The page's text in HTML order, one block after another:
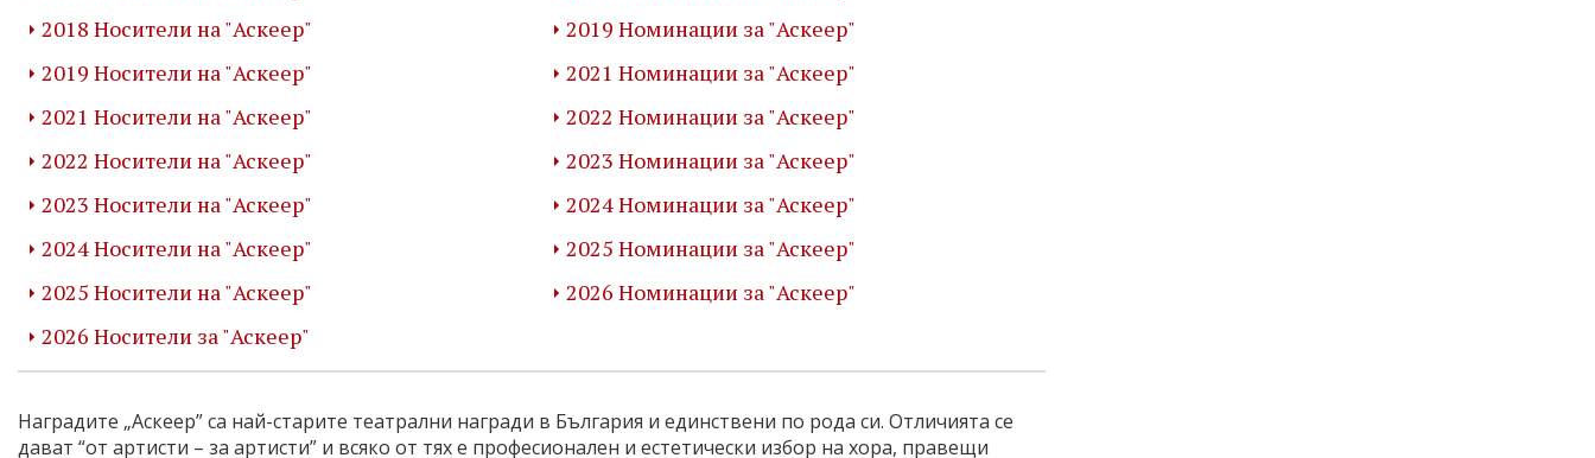
2018 Носители на "Аскеер"
2019 Номинации за "Аскеер"
2019 Носители на "Аскеер"
2021 Номинации за "Аскеер"
2021 Носители на "Аскеер"
2022 Номинации за "Аскеер"
2022 Носители на "Аскеер"
2023 Номинации за "Аскеер"
2023 Носители на "Аскеер"
2024 Номинации за "Аскеер"
2024 Носители на "Аскеер"
2025 Номинации за "Аскеер"
2025 Носители на "Аскеер"
2026 Номинации за "Аскеер"
2026 Носители за "Аскеер"
Наградите „Аскеер” са най-старите театрални награди в България и единствени по рода си. Отличията се
дават “от артисти – за артисти” и всяко от тях е професионален и естетически избор на хора, правещи